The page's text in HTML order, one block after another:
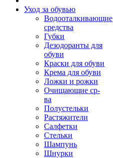
Уход за обувью
Водооталкивающие
средства
Губки
Дезодоранты для
обуви
Краски для обуви
Крема для обуви
Ложки и рожки
Очищающие ср-
ва
Полустельки
Растяжители
Салфетки
Стельки
Шампунь
Шнурки